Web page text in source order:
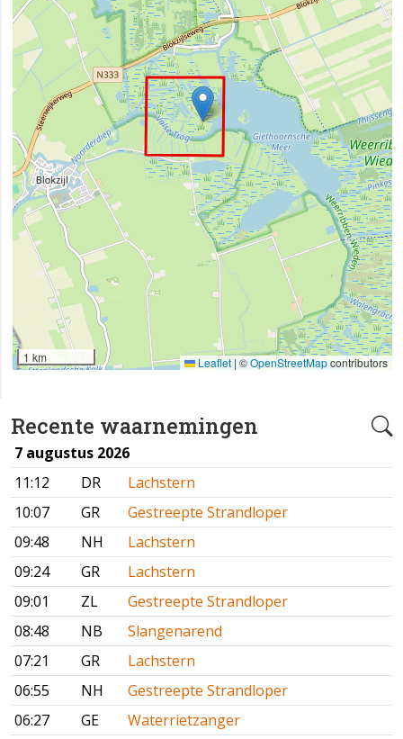
Recente waarnemingen
7 augustus 2026
11:12
DR
Lachstern
10:07
GR
Gestreepte Strandloper
09:48
NH
Lachstern
09:24
GR
Lachstern
09:01
ZL
Gestreepte Strandloper
08:48
NB
Slangenarend
07:21
GR
Lachstern
06:55
NH
Gestreepte Strandloper
06:27
GE
Waterrietzanger
1 km Leaflet | ©OpenStreetMapcontributors